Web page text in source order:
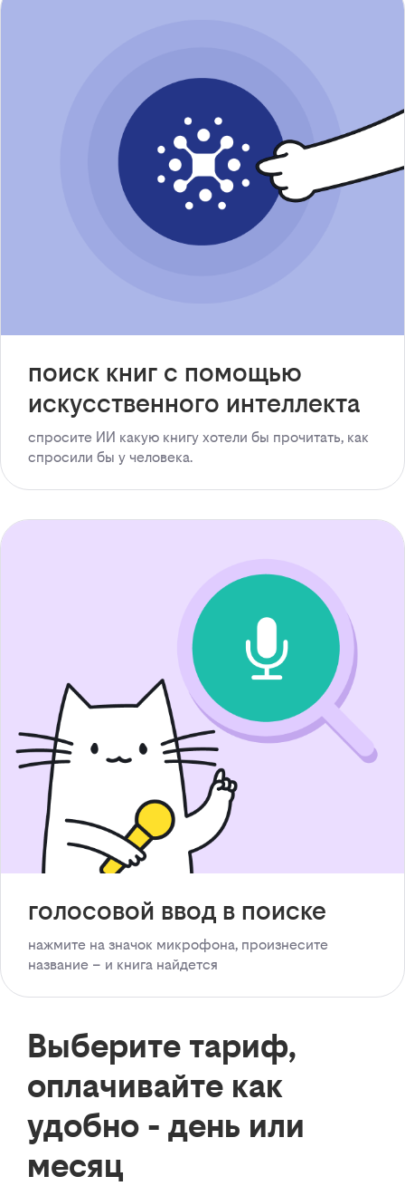
поиск книг с помощью
искусственного интеллекта
спросите ИИ какую книгу хотели бы прочитать, как
спросили бы у человека.
голосовой ввод в поиске
нажмите на значок микрофона, произнесите
название – и книга найдется
Выберите тариф,
оплачивайте как
удобно - день или
месяц